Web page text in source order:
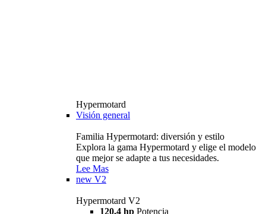
Hypermotard
Visión general
Familia Hypermotard: diversión y estilo
Explora la gama Hypermotard y elige el modelo
que mejor se adapte a tus necesidades.
Lee Mas
new V2
Hypermotard V2
120,4 hp Potencia